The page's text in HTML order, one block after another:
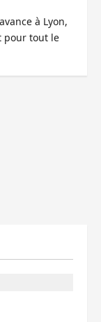
à Lyon,
pour tout le